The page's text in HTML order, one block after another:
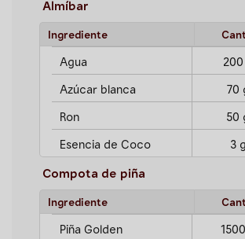
Almíbar
Ingrediente
Agua 200
Azúcar blanca 70
Ron 50
Esencia de Coco 3 g
Compota de piña
Ingrediente
Piña Golden